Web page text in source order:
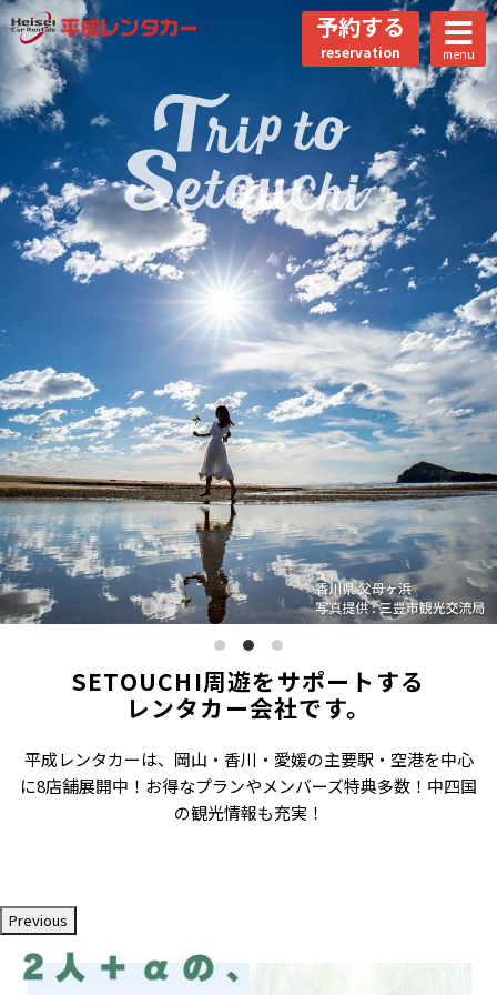
予約する
reservation menu
SETOUCHI周遊をサポートする
レンタカー会社です。
平成レンタカーは、岡山・香川・愛媛の主要駅・空港を中心
に8店舗展開中！お得なプランやメンバーズ特典多数！中四国
の観光情報も充実！
Previous